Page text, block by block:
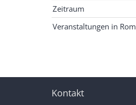
Zeitraum
Veranstaltungen in Rom
Kontakt